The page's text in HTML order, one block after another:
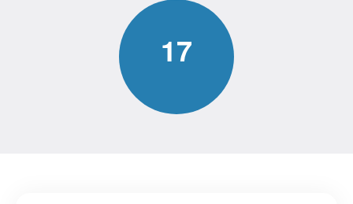
(восстановление) тепловизора Fortuna
Восстановление после попадания влаги
тепловизора Fortuna
Ремонт Wi-Fi тепловизора Fortuna
Ремонт разъема тепловизора Fortuna
17